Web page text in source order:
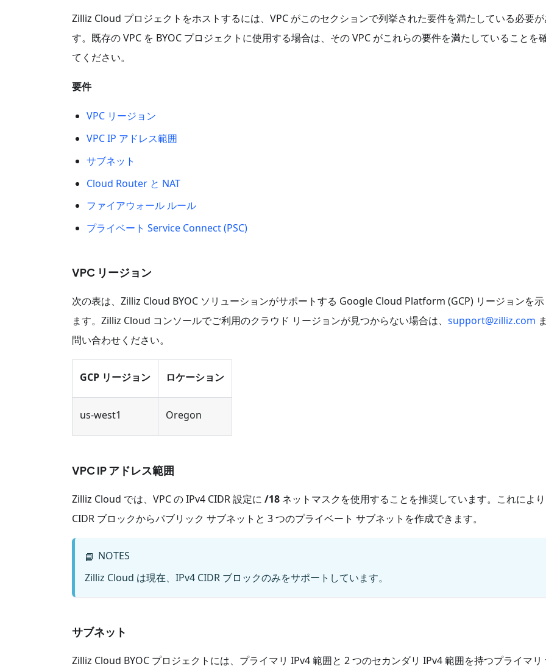
Zilliz Cloud プロジェクトをホストするには、VPC がこのセクションで列挙された要件を満たしている必要
す。既存の VPC を BYOC プロジェクトに使用する場合は、その VPC がこれらの要件を満たしていることを
てください。
要件
VPC リージョン
VPC IP アドレス範囲
サブネット
Cloud Router と NAT
ファイアウォール ルール
プライベート Service Connect (PSC)
VPC リージョン
次の表は、Zilliz Cloud BYOC ソリューションがサポートする Google Cloud Platform (GCP) リージョンを
ます。Zilliz Cloud コンソールでご利用のクラウド リージョンが見つからない場合は、 support@zilliz.com
問い合わせください。
GCP リージョン ロケーション
us-west1 Oregon
VPC IP アドレス範囲
Zilliz Cloud では、VPC の IPv4 CIDR 設定に /18 ネットマスクを使用することを推奨しています。これによ
CIDR ブロックからパブリック サブネットと 3 つのプライベート サブネットを作成できます。
📘 NOTES
Zilliz Cloud は現在、IPv4 CIDR ブロックのみをサポートしています。
サブネット
Zilliz Cloud BYOC プロジェクトには、プライマリ IPv4 範囲と 2 つのセカンダリ IPv4 範囲を持つプライマリ